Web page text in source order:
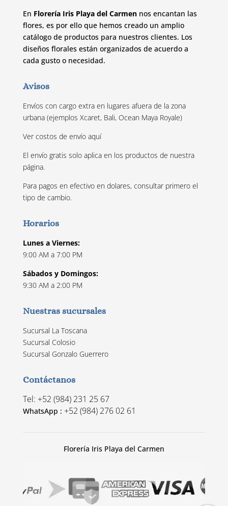
En Florería Iris Playa del Carmen nos encantan las
flores, es por ello que hemos creado un amplio
catálogo de productos para nuestros clientes. Los
diseños florales están organizados de acuerdo a
cada gusto o necesidad.
Avisos
Envíos con cargo extra en lugares afuera de la zona
urbana (ejemplos Xcaret, Bali, Ocean Maya Royale)
Ver costos de envío aquí
El envío gratis solo aplica en los productos de nuestra
página.
Para pagos en efectivo en dolares, consultar primero el
tipo de cambio.
Horarios
Lunes a Viernes:
9:00 AM a 7:00 PM
Sábados y Domingos:
9:30 AM a 2:00 PM
Nuestras sucursales
Sucursal La Toscana
Sucursal Colosio
Sucursal Gonzalo Guerrero
Contáctanos
Tel: +52 (984) 231 25 67
WhatsApp : +52 (984) 276 02 61
Florería Iris Playa del Carmen